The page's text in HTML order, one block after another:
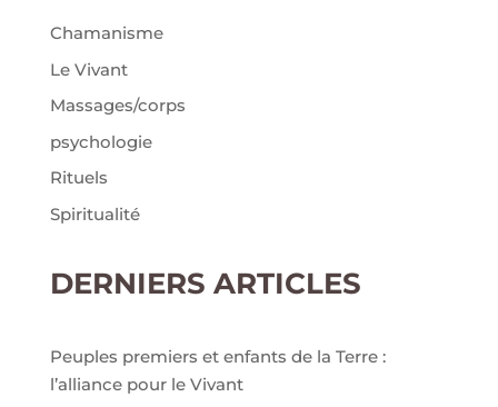
Chamanisme
Le Vivant
Massages/corps
psychologie
Rituels
Spiritualité
DERNIERS ARTICLES
Peuples premiers et enfants de la Terre :
l’alliance pour le Vivant